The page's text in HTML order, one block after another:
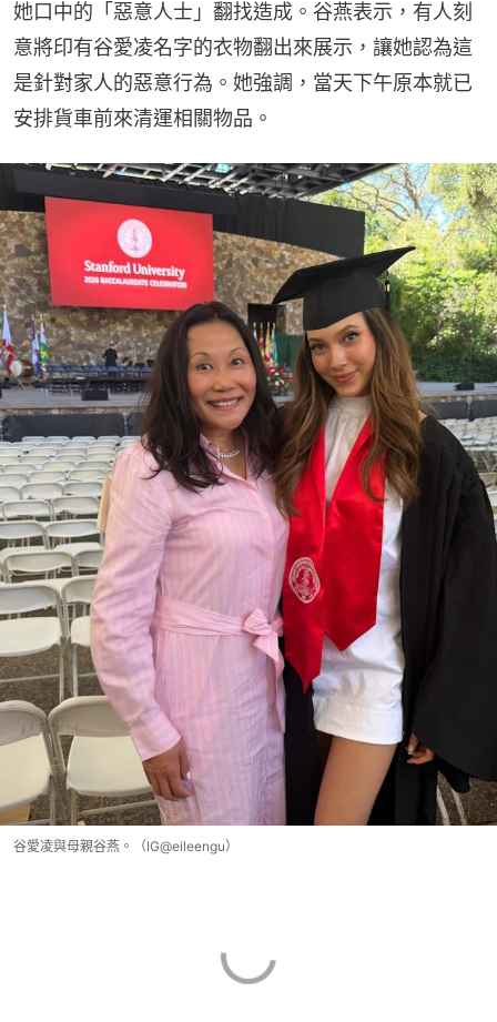
她口中的「惡意人士」翻找造成。谷燕表示，有人刻
意將印有谷愛凌名字的衣物翻出來展示，讓她認為這
是針對家人的惡意行為。她強調，當天下午原本就已
安排貨車前來清運相關物品。
谷愛凌與母親谷燕。（IG@eileengu）